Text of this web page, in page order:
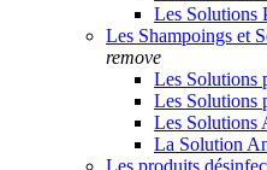
Les Solutions
Les Shampoings et
remove
Les Solutions
Les Solutions
Les Solutions
La Solution
Les produits